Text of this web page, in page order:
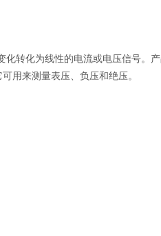
转化为线性的电流或电压信号。产
用来测量表压、负压和绝压。